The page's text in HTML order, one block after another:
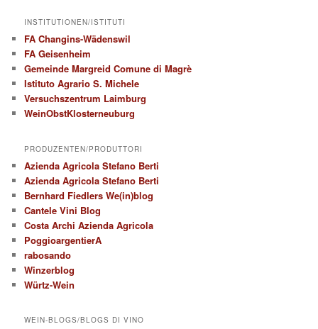
INSTITUTIONEN/ISTITUTI
FA Changins-Wädenswil
FA Geisenheim
Gemeinde Margreid Comune di Magrè
Istituto Agrario S. Michele
Versuchszentrum Laimburg
WeinObstKlosterneuburg
PRODUZENTEN/PRODUTTORI
Azienda Agricola Stefano Berti
Azienda Agricola Stefano Berti
Bernhard Fiedlers We(in)blog
Cantele Vini Blog
Costa Archi Azienda Agricola
PoggioargentierA
rabosando
Winzerblog
Würtz-Wein
WEIN-BLOGS/BLOGS DI VINO